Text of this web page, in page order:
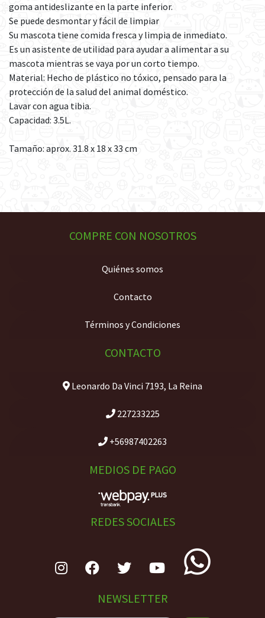
goma antideslizante en la parte inferior.
Se puede desmontar y fácil de limpiar
Su mascota tiene comida fresca y limpia de inmediato.
Es un asistente de utilidad para ayudar a alimentar a su
mascota mientras se vaya por un corto tiempo.
Material: Hecho de plástico no tóxico, pensado para la
protección de la salud del animal doméstico.
Lavar con agua tibia.
Capacidad: 3.5L.
Tamaño: aprox. 31.8 x 18 x 33 cm
COMPRE CON NOSOTROS
Quiénes somos
Contacto
Términos y Condiciones
CONTACTO
Leonardo Da Vinci 7193, La Reina
227233225
+56987402263
MEDIOS DE PAGO
REDES SOCIALES
NEWSLETTER